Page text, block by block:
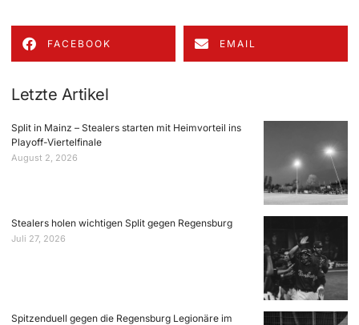
FACEBOOK EMAIL
Letzte Artikel
Split in Mainz – Stealers starten mit Heimvorteil ins
Playoff-Viertelfinale
August 2, 2026
Stealers holen wichtigen Split gegen Regensburg
Juli 27, 2026
Spitzenduell gegen die Regensburg Legionäre im